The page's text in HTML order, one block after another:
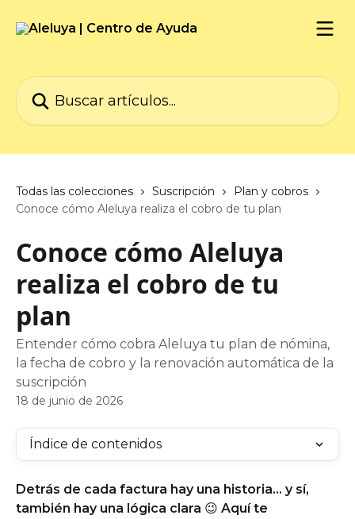
Buscar artículos...
Todas las colecciones Suscripción
Plan y cobros
Conoce cómo Aleluya realiza el cobro de tu plan
Conoce cómo Aleluya
realiza el cobro de tu
plan
Entender cómo cobra Aleluya tu plan de nómina,
la fecha de cobro y la renovación automática de la
suscripción
18 de junio de 2026
Índice de contenidos
Detrás de cada factura hay una historia… y sí,
también hay una lógica clara 😉 Aquí te